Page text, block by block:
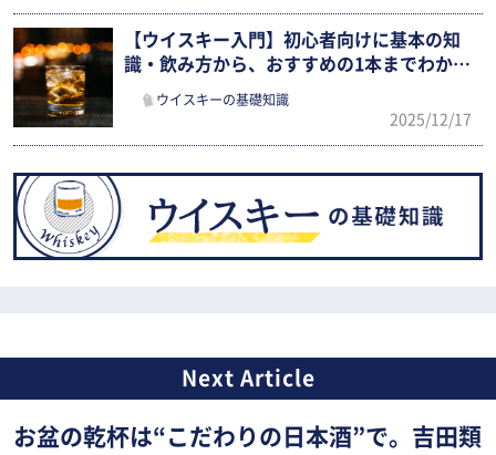
【ウイスキー入門】初心者向けに基本の知
識・飲み方から、おすすめの1本までわかり
やすく解説
ウイスキーの基礎知識
2025/12/17
お盆の乾杯は“こだわりの日本酒”で。吉田類